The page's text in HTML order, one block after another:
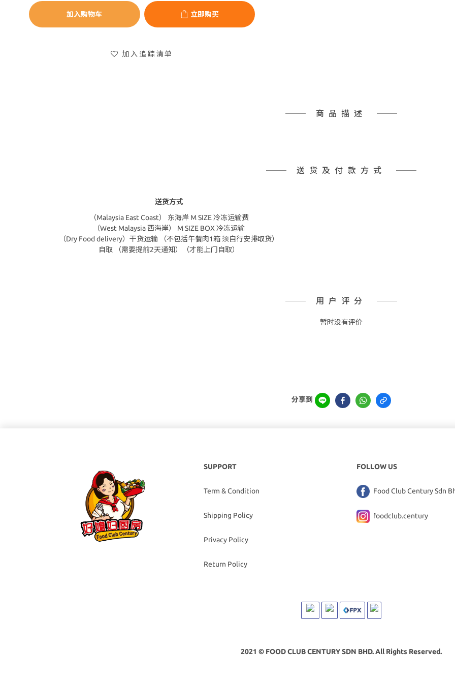
加入购物车 立即购买
加入追踪清单
商品描述
送货及付款方式
送货方式
（Malaysia East Coast） 东海岸 M SIZE 冷冻运输费
（West Malaysia 西海岸） M SIZE BOX 冷冻运输
（Dry Food delivery）干货运输 （不包括午餐肉1箱 须自行安排取货）
自取 （需要提前2天通知）（才能上门自取）
用户评分
暂时没有评价
分享到
SUPPORT
Term & Condition
Shipping Policy
Privacy Policy
Return Policy
FOLLOW US
Food Club Century Sdn
foodclub.century
2021 © FOOD CLUB CENTURY SDN BHD. All Rights Reserved.